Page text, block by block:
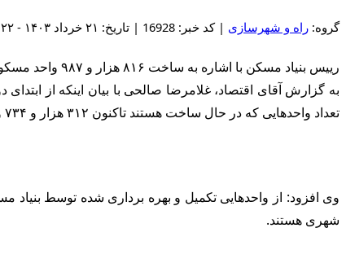
گروه: راه و شهرسازی | کد خبر: 16928 | تاریخ: ۲۱ خرداد ۱۴۰۳ - ۱۵:۲۲
رییس بنیاد مسکن با اشاره به ساخت ۸۱۶ هزار و ۹۸۷ واحد مسکونی شهری و روستایی در کشور، گفت:‌ ۳۱۲ هزار واحد به متقاضیان تحویل شده است.
تعداد واحدهایی که در حال ساخت هستند تاکنون ۳۱۲ هزار و ۷۳۴ واحد تکمیل و تحویل متقاضیان شده است و ۵۰۴ هزار و ۲۵۳ واحد در دست اجراست.
شهری هستند.